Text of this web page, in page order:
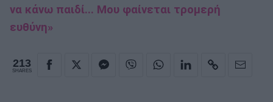
να κάνω παιδί... Μου φαίνεται τρομερή
ευθύνη»
213
SHARES